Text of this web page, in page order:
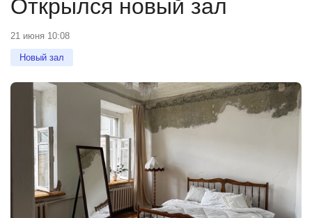
Открылся новый зал
21 июня 10:08
Новый зал